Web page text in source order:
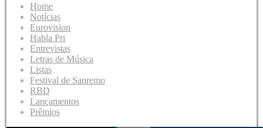
Home
Notícias
Eurovision
Habla Pri
Entrevistas
Letras de Música
Listas
Festival de Sanremo
RBD
Lançamentos
Prêmios